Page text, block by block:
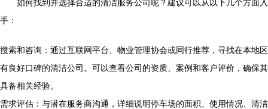
如何找到并选择合适的清洁服务公司呢？建议可以从以下几个方面入
手：
搜索和咨询：通过互联网平台、物业管理协会或同行推荐，寻找在本地区
有良好口碑的清洁公司。可以查看公司的资质、案例和客户评价，确保其
具备相关经验。
需求评估：与潜在服务商沟通，详细说明停车场的面积、使用情况、清洁